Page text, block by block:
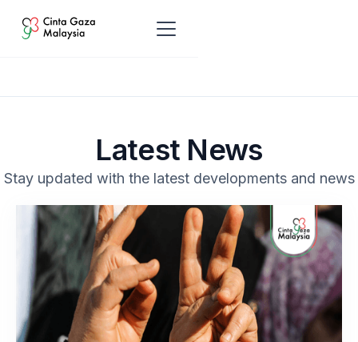
Latest News
Stay updated with the latest developments and news